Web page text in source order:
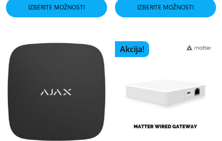
IZBERITE MOŽNOSTI
izdelek
ima
Možnosti
lahko
izberete
izdelka
IZBERITE MOŽNOSTI
Akcija!